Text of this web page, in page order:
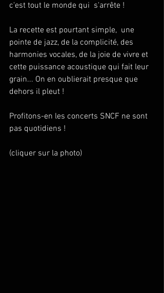
c'est tout le monde qui  s'arrête !
La recette est pourtant simple,  une
pointe de jazz, de la complicité, des
harmonies vocales, de la joie de vivre et
cette puissance acoustique qui fait leur
grain... On en oublierait presque que
dehors il pleut !
Profitons-en les concerts SNCF ne sont
pas quotidiens !
(cliquer sur la photo)